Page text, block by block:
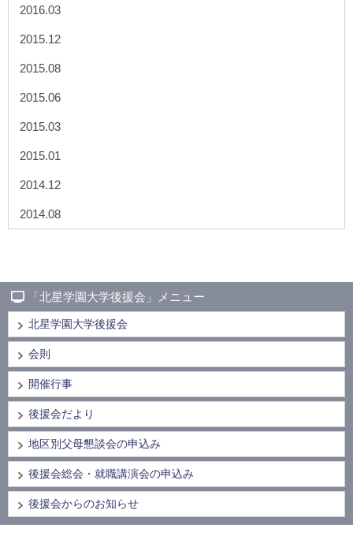
2016.03
2015.12
2015.08
2015.06
2015.03
2015.01
2014.12
2014.08
「北星学園大学後援会」メニュー
北星学園大学後援会
会則
開催行事
後援会だより
地区別父母懇談会の申込み
後援会総会・就職講演会の申込み
後援会からのお知らせ